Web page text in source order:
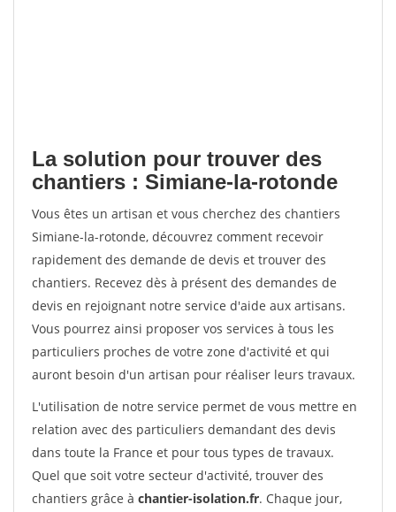
La solution pour trouver des
chantiers : Simiane-la-rotonde
Vous êtes un artisan et vous cherchez des chantiers
Simiane-la-rotonde, découvrez comment recevoir
rapidement des demande de devis et trouver des
chantiers. Recevez dès à présent des demandes de
devis en rejoignant notre service d'aide aux artisans.
Vous pourrez ainsi proposer vos services à tous les
particuliers proches de votre zone d'activité et qui
auront besoin d'un artisan pour réaliser leurs travaux.
L'utilisation de notre service permet de vous mettre en
relation avec des particuliers demandant des devis
dans toute la France et pour tous types de travaux.
Quel que soit votre secteur d'activité, trouver des
chantiers grâce à chantier-isolation.fr. Chaque jour,